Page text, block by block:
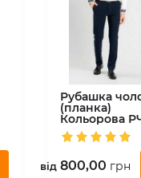
Рубашка
(планка)
Кольорова
вiд 800,00 грн